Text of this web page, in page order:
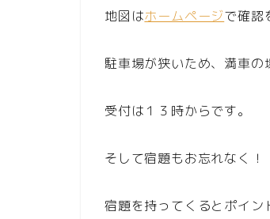
地図はホームページで確認
駐車場が狭いため、満車の
受付は１３時からです。
そして宿題もお忘れなく！
宿題を持ってくるとポイン